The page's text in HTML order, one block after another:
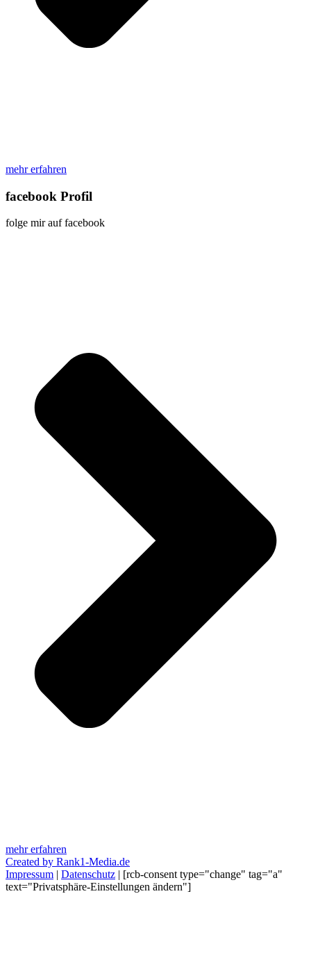
mehr erfahren
facebook Profil
folge mir auf facebook
mehr erfahren
Created by Rank1-Media.de
Impressum
Datenschutz | [rcb-consent type="change" tag="a"
text="Privatsphäre-Einstellungen ändern"]